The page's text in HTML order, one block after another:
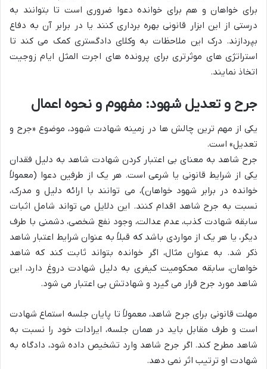
برای خواهان و هم برای خوانده دعوا ضروری است تا بتوانند به
درستی از این ابزار قانونی بهره برداری کنند یا در برابر آن به دفاع
بپردازند. درک این ملاحظات به وکلای دادگستری کمک می کند تا
استراتژی های موثرتری برای پرونده های اجرت المثل ایام زوجیت
اتخاذ نمایند.
جرح و تعدیل شهود: مفهوم و نحوه اعمال
یکی از مهم ترین چالش ها در زمینه شهادت شهود، موضوع «جرح و
تعدیل» است.
جرح شاهد به معنای بی اعتبار کردن شهادت شاهد به دلیل فقدان
یکی از شرایط قانونی یا شرعی است. هر یک از طرفین دعوا (معمولاً
خوانده در برابر شهود خواهان)، می توانند با ارائه دلیل و مدرک،
نسبت به جرح شاهد اقدام کنند. این دلایل می تواند شامل اثبات
سابقه شهادت کذب، عدم عدالت، وجود نفع شخصی، دشمنی با طرف
دیگر، یا هر یک از مواردی باشد که قبلاً به عنوان شرایط اعتبار شاهد
ذکر شد. به عنوان مثال، اگر خوانده بتواند ثابت کند که شاهد
خواهان، سابقه محکومیت کیفری به دلیل شهادت دروغ دارد، این
شاهد مورد جرح قرار می گیرد و شهادتش بی اعتبار می شود.
مهلت قانونی برای جرح شاهد، معمولاً تا پایان جلسه استماع شهادت
است و طرف مقابل باید در همان جلسه، ایرادات خود را نسبت به
شاهد مطرح کند. اگر جرح شاهد وارد تشخیص داده شود، دادگاه به
شهادت او ترتیب اثر نمی دهد.